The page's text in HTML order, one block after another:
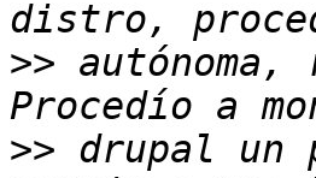
>>
>> drupal un